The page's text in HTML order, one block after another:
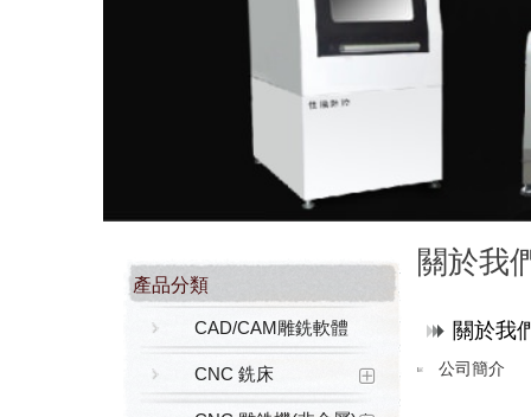
產品分類
CAD/CAM雕銑軟體
CNC 銑床
關於我
關於我
公司簡介